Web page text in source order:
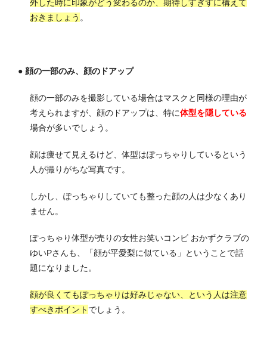
外した時に印象がどう変わるのか、期待しすぎずに構えて
おきましょう 。
● 顔の一部のみ、顔のドアップ
顔の一部のみを撮影している場合はマスクと同様の理由が
考えられますが、 顔のドアップは、特に体型を隠している
場合が多いでしょう 。
顔は痩せて見えるけど、体型はぽっちゃりしているという
人が撮りがちな写真です。
しかし、ぽっちゃりしていても整った顔の人は少なくあり
ません。
ぽっちゃり体型が売りの女性お笑いコンビ おかずクラブの
ゆいPさんも、「顔が平愛梨に似ている」ということで話
題になりました。
顔が良くてもぽっちゃりは好みじゃない、という人は注意
すべきポイント でしょう。